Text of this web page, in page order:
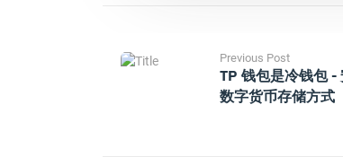
Previous Post
TP 钱包是冷钱包 -
数字货币存储方式